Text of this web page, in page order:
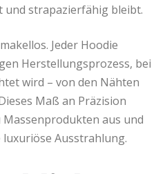
und strapazierfähig bleibt.
Jeder Hoodie
Herstellungsprozess, bei
wird – von den Nähten
Maß an Präzision
aus und
Ausstrahlung.